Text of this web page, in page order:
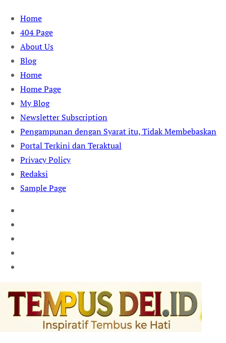
Skip
content
Home
404 Page
About Us
Blog
Home
Home Page
My Blog
Newsletter Subscription
Pengampunan dengan Syarat itu, Tidak Membebaskan
Portal Terkini dan Teraktual
Privacy Policy
Redaksi
Sample Page